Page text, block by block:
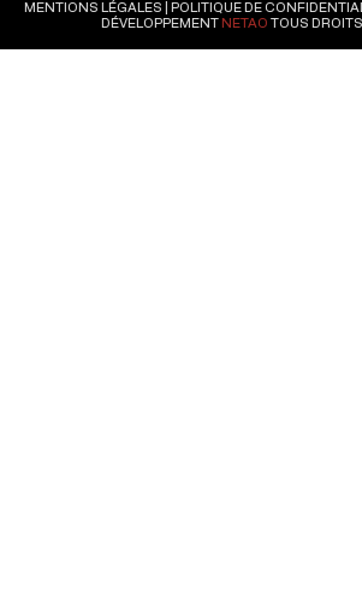
MENTIONS LÉGALES POLITIQUE DE
DÉVELOPPEMENT NETAO TOUS